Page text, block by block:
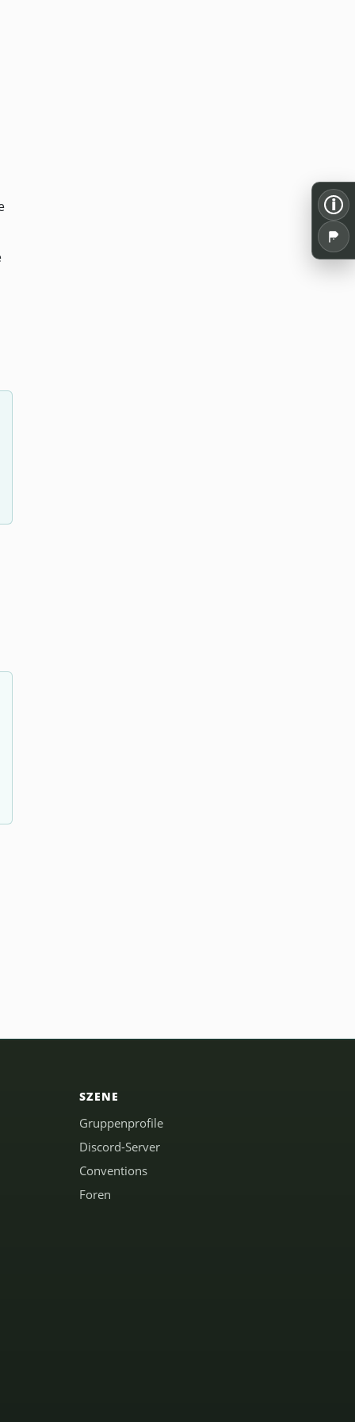
SZENE
Gruppenprofile
Discord-Server
Conventions
Foren
i